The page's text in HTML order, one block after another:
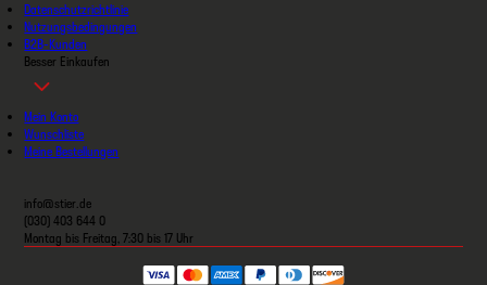
Datenschutzrichtlinie
Nutzungsbedingungen
B2B-Kunden
Besser Einkaufen
Mein Konto
Wunschliste
Meine Bestellungen
info@stier.de
(030) 403 644 0
Montag bis Freitag, 7:30 bis 17 Uhr